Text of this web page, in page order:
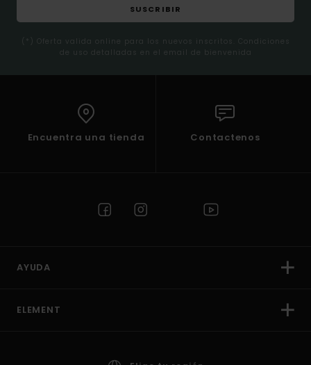
SUSCRIBIR
(*) Oferta valida online para los nuevos inscritos. Condiciones
de uso detalladas en el email de bienvenida
Encuentra una tienda Contactenos
AYUDA
ELEMENT